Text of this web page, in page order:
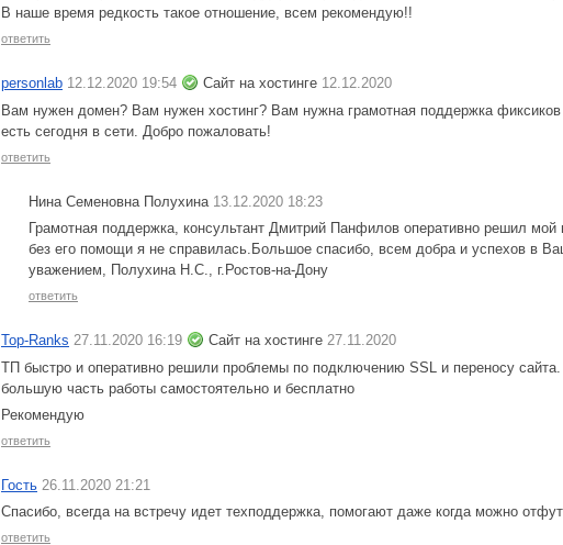
В наше время редкость такое отношение, всем рекомендую!!
ответить
personlab 12.12.2020 19:54 Сайт на хостинге 12.12.2020
Вам нужен домен? Вам нужен хостинг? Вам нужна грамотная поддержка
есть сегодня в сети. Добро пожаловать!
ответить
Нина Семеновна Полухина 13.12.2020 18:23
Грамотная поддержка, консультант Дмитрий Панфилов оперативно решил мой
без его помощи я не справилась.Большое спасибо, всем добра и успехов в
уважением, Полухина Н.С., г.Ростов-на-Дону
ответить
Top-Ranks 27.11.2020 16:19 Сайт на хостинге 27.11.2020
ТП быстро и оперативно решили проблемы по подключению SSL и переносу
большую часть работы самостоятельно и бесплатно
Рекомендую
ответить
Гость 26.11.2020 21:21
Спасибо, всегда на встречу идет техподдержка, помогают даже когда можно
ответить